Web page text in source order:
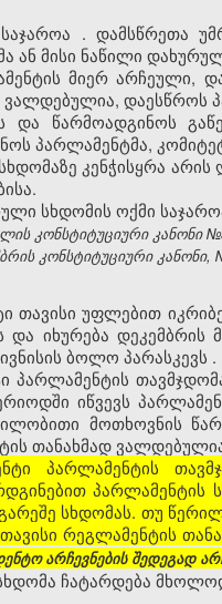
საჯაროა . დამსწრეთა
ან მისი ნაწილი
მიერ არჩეული,
დაესწროს
და წარმოადგინოს
პარლამენტმა,
კენჭისყრა
სხდომის ოქმი
კონსტიტუციური კანონი
კონსტიტუციური კანონი,
თავისი უფლებით
და იხურება დეკემბრის
ივნისის ბოლო პარასკევს .
პარლამენტის
იწვევს
მოთხოვნის
თანახმად
პარლამენტის
სხდომას. თუ
რეგლამენტის
არჩევნების შედეგად
ჩატარდება